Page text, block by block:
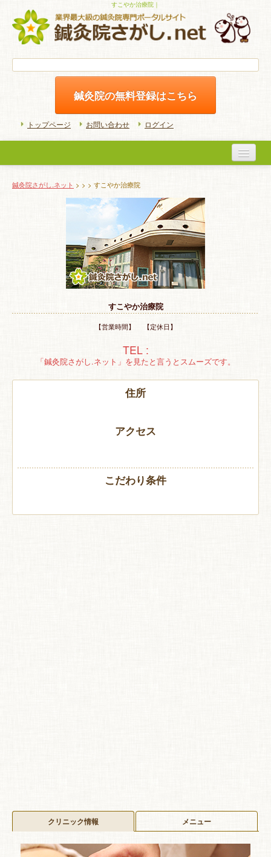
すこやか治療院｜
鍼灸院の無料登録はこちら
トップページ お問い合わせ ログイン
初めての方へ
よくある質問
ホームケア
特 集
お悩み解決！
鍼灸院さがし.ネット > > > すこやか治療院
すこやか治療院
【営業時間】 【定休日】
TEL :
「鍼灸院さがし.ネット」を見たと言うとスムーズです。
住所
アクセス
こだわり条件
クリニック情報 メニュー